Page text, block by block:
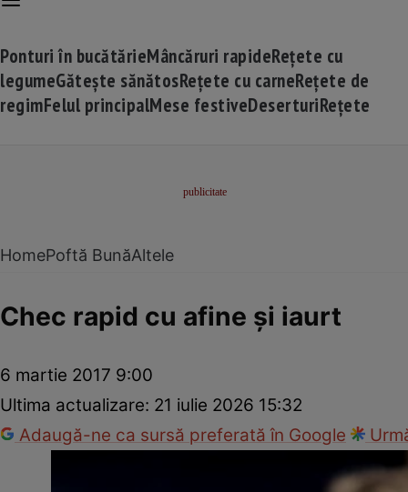
Ponturi în bucătărieMâncăruri rapideRețete cu
legumeGătește sănătosRețete cu carneRețete de
regimFelul principalMese festiveDeserturiRețete
HomePoftă BunăAltele
Chec rapid cu afine şi iaurt
6 martie 2017 9:00
Ultima actualizare: 21 iulie 2026 15:32
Adaugă-ne ca sursă preferată în Google